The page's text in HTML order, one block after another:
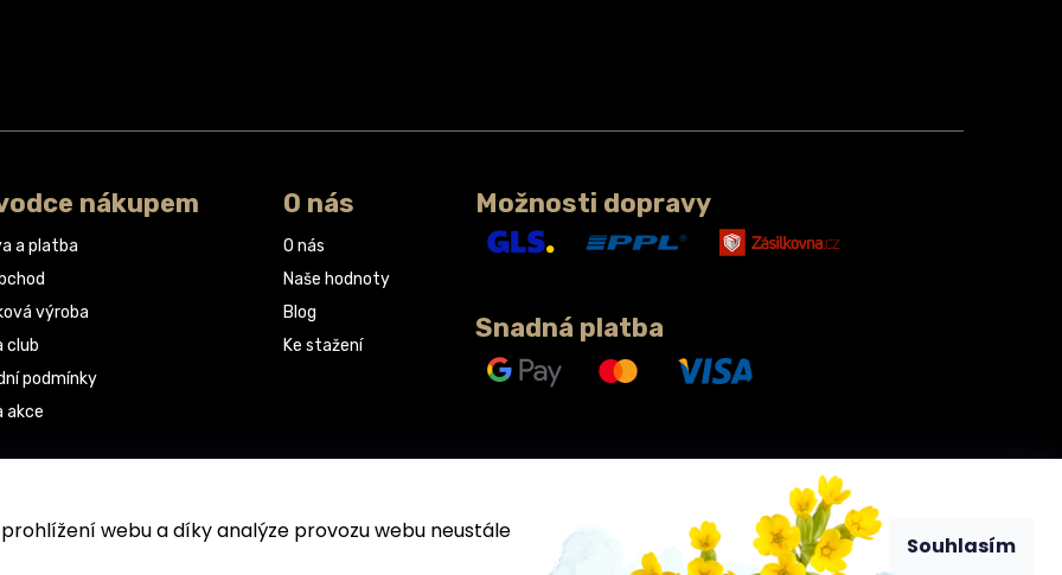
webu a díky analýze provozu webu neustále
Souhlasím
nákupem
a platba
výroba
club
podmínky
akce
O nás
O nás
Naše hodnoty
Blog
Ke stažení
Možnosti dopravy
Snadná platba